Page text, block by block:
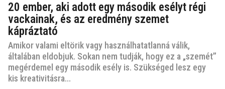
20 ember, aki adott egy második esélyt régi
vackainak, és az eredmény szemet
kápráztató
Amikor valami eltörik vagy használhatatlanná válik,
általában eldobjuk. Sokan nem tudják, hogy ez a „szemét”
megérdemel egy második esély is. Szükséged lesz egy
kis kreativitásra...